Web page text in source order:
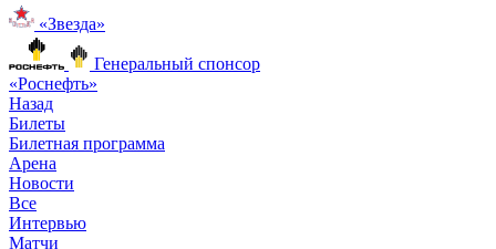
«Звезда»
Генеральный спонсор
«Роснефть»
Назад
Билеты
Билетная программа
Арена
Новости
Все
Интервью
Матчи